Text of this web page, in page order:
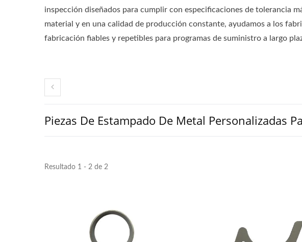
inspección diseñados para cumplir con especificaciones de tolerancia
material y en una calidad de producción constante, ayudamos a los
fabricación fiables y repetibles para programas de suministro a largo
Piezas De Estampado De Metal Personalizadas
Resultado 1 - 2 de 2